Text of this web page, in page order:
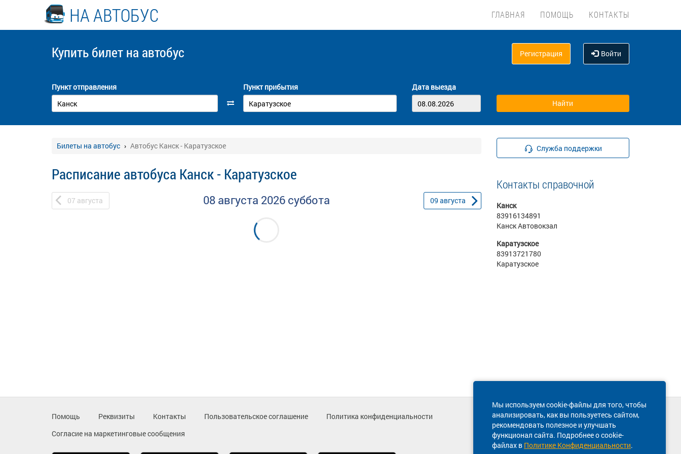
НА АВТОБУС ГЛАВНАЯ ПОМОЩЬ КОНТАКТЫ
Купить билет на автобус Регистрация Войти
Пункт отправления Пункт прибытия Дата выезда
Билеты на автобус Автобус Канск - Каратузское
Расписание автобуса Канск - Каратузское
07 августа 08 августа 2026 суббота 09 августа
Служба поддержки
Контакты справочной
Канск
83916134891
Канск Автовокзал
Каратузское
83913721780
Каратузское
Мы используем cookie-файлы для того, чтобы
анализировать, как вы пользуетесь сайтом,
рекомендовать полезное и улучшать
функционал сайта. Подробнее о cookie-
файлах в Политике Конфиденциальности.
Помощь Реквизиты Контакты Пользовательское соглашение
Политика конфиденциальности
Согласие на маркетинговые сообщения
Техническая поддержка сайта
8 800 600-03-38